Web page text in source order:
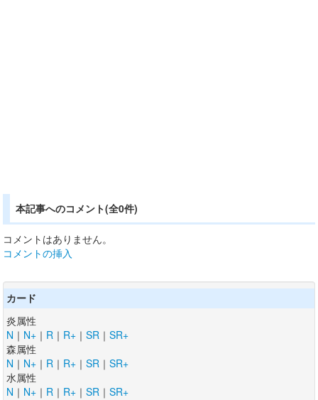
本記事へのコメント(全0件)
コメントはありません。
コメントの挿入
カード
炎属性
N ｜ N+ ｜ R ｜ R+ ｜ SR ｜ SR+
森属性
N ｜ N+ ｜ R ｜ R+ ｜ SR ｜ SR+
水属性
N ｜ N+ ｜ R ｜ R+ ｜ SR ｜ SR+